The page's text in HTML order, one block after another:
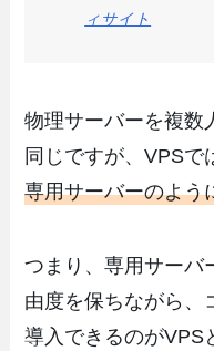
ィサイト
物理サーバーを複数
同じですが、VPSで
専用サーバーのよう
つまり、専用サーバ
由度を保ちながら、
導入できるのがVPS